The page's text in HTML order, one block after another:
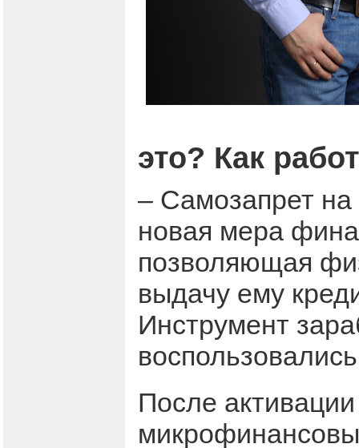
это? Как
– Самозапрет на
новая мера
позволяющая
выдачу ему
Инструмент
После